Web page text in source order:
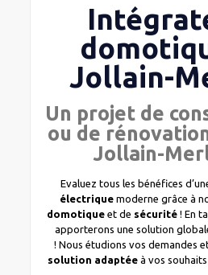
Jollain-
Un projet de
ou de
Jollain-
Evaluez tous les bénéfices
électrique moderne grâce à
domotique et de sécurité ! En
apporterons une solution
! Nous étudions vos demandes
solution adaptéeà vos